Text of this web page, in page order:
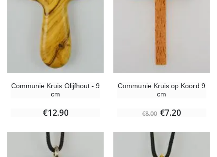
Communie Kruis Olijfhout - 9
cm
€12.90
Communie Kruis op Koord 9
cm
€8.00 €7.20